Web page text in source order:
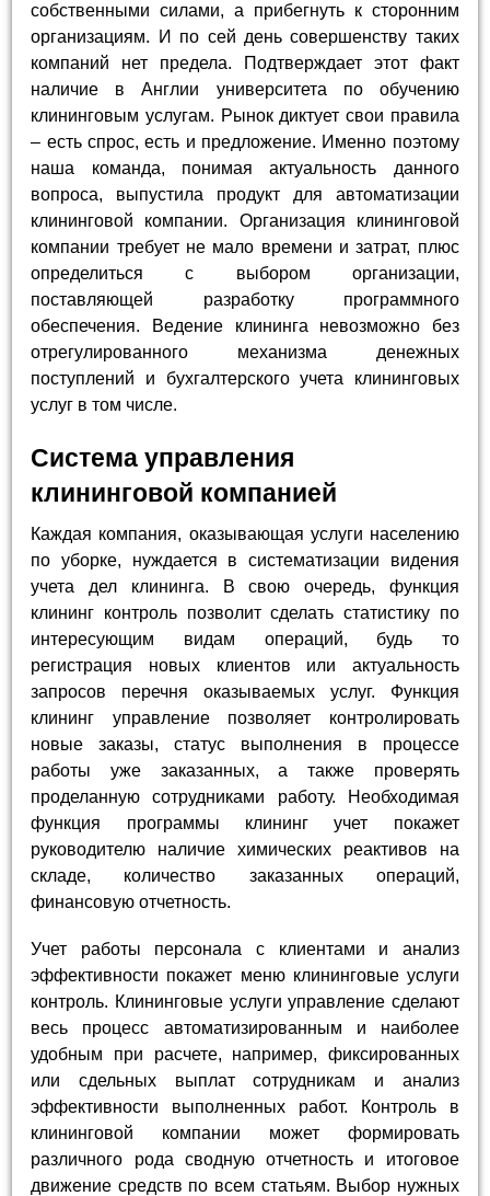
собственными силами, а прибегнуть к сторонним
организациям. И по сей день совершенству таких
компаний нет предела. Подтверждает этот факт
наличие в Англии университета по обучению
клининговым услугам. Рынок диктует свои правила
– есть спрос, есть и предложение. Именно поэтому
наша команда, понимая актуальность данного
вопроса, выпустила продукт для автоматизации
клининговой компании. Организация клининговой
компании требует не мало времени и затрат, плюс
определиться с выбором организации,
поставляющей разработку программного
обеспечения. Ведение клининга невозможно без
отрегулированного механизма денежных
поступлений и бухгалтерского учета клининговых
услуг в том числе.
Система управления
клининговой компанией
Каждая компания, оказывающая услуги населению
по уборке, нуждается в систематизации видения
учета дел клининга. В свою очередь, функция
клининг контроль позволит сделать статистику по
интересующим видам операций, будь то
регистрация новых клиентов или актуальность
запросов перечня оказываемых услуг. Функция
клининг управление позволяет контролировать
новые заказы, статус выполнения в процессе
работы уже заказанных, а также проверять
проделанную сотрудниками работу. Необходимая
функция программы клининг учет покажет
руководителю наличие химических реактивов на
складе, количество заказанных операций,
финансовую отчетность.
Учет работы персонала с клиентами и анализ
эффективности покажет меню клининговые услуги
контроль. Клининговые услуги управление сделают
весь процесс автоматизированным и наиболее
удобным при расчете, например, фиксированных
или сдельных выплат сотрудникам и анализ
эффективности выполненных работ. Контроль в
клининговой компании может формировать
различного рода сводную отчетность и итоговое
движение средств по всем статьям. Выбор нужных